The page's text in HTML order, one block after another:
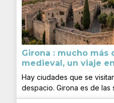
Girona : mucho más
medieval, un viaje
Hay ciudades que se
despacio. Girona es de las